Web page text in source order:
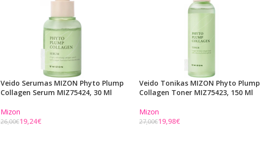
Veido Serumas MIZON Phyto Plump
Collagen Serum MIZ75424, 30 Ml
Mizon
26,00€19,24€
Veido Tonikas MIZON Phyto Plump
Collagen Toner MIZ75423, 150 Ml
Mizon
27,00€19,98€